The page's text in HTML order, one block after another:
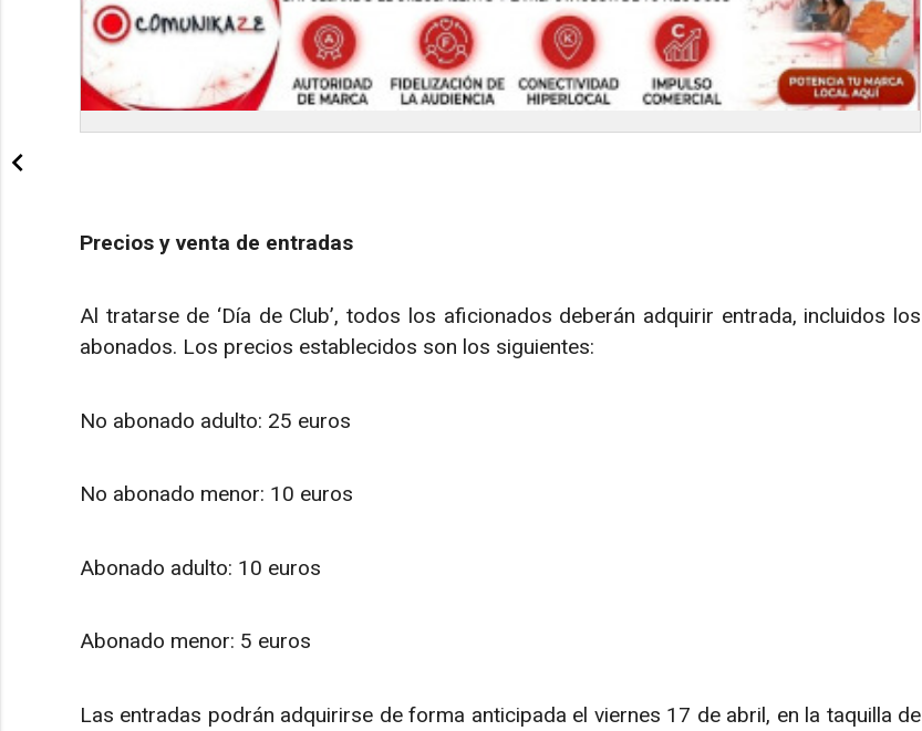
Precios y venta de entradas
Al tratarse de ‘Día de Club’, todos los aficionados deberán adquirir entrada, incluidos los
abonados. Los precios establecidos son los siguientes:
No abonado adulto: 25 euros
No abonado menor: 10 euros
Abonado adulto: 10 euros
Abonado menor: 5 euros
Las entradas podrán adquirirse de forma anticipada el viernes 17 de abril, en la taquilla de